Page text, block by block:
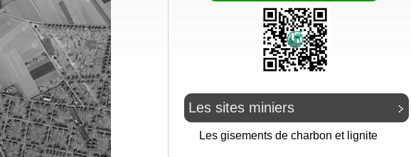
Les sites miniers
Les gisements de charbon et lignite